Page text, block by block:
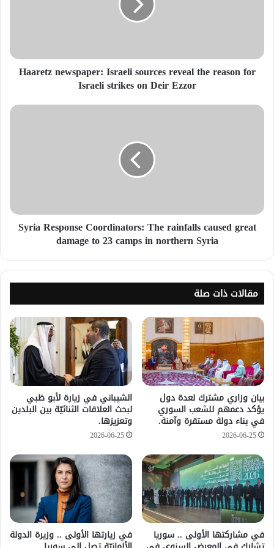
Haaretz newspaper: Israeli sources reveal the reason for
Israeli strikes on Deir Ezzor
Syria Response Coordinators: The rainfalls caused great
damage to 23 camps in northern Syria
مقالات ذات صلة
بيان وزاري مشترك لعدة دول
يؤكد دعمهم للشعب السوري
في بناء دولة مستقرة وآمنة.
2026-06-25
الشيباني في زيارة لأبو ظبي
لبحث العلاقات الثنائيّة بين البلدين
وتعزيزها.
2026-06-25
في مشاركتها الأولى .. سوريا في زيارتها الأولى .. وزيرة الدولة